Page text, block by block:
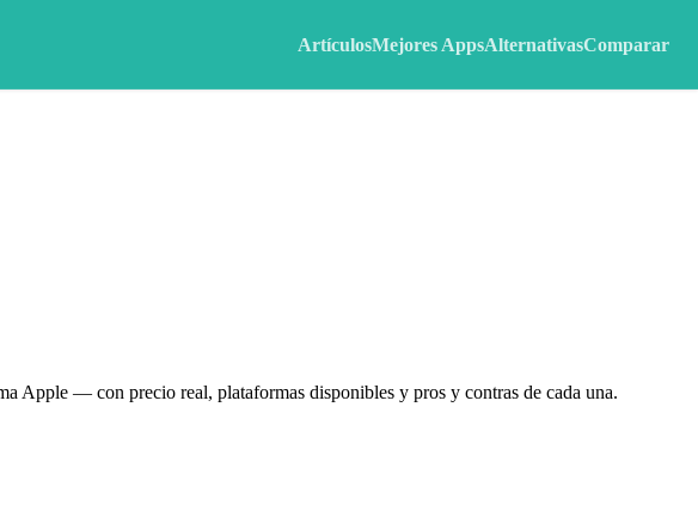
ArtículosMejores AppsAlternativasComparar
Apple — con precio real, plataformas disponibles y pros y contras de cada una.